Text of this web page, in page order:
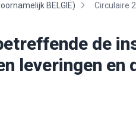
BELGIË) Circulaire
de
leveringen